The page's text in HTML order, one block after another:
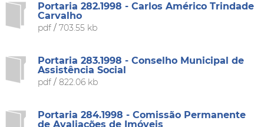
Portaria 282.1998 - Carlos Américo Trindade
Carvalho
pdf/ 703.55 kb
Portaria 283.1998 - Conselho Municipal de
Assistência Social
pdf/ 822.06 kb
Portaria 284.1998 - Comissão Permanente
de Avaliações de Imóveis